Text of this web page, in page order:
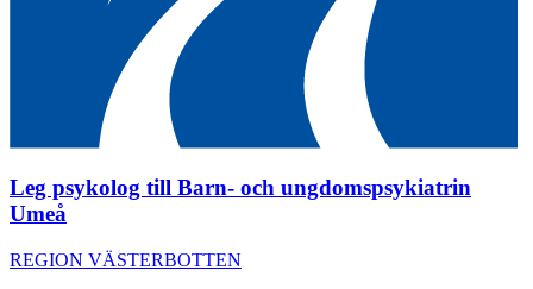
Leg psykolog till Barn- och ungdomspsykiatrin
Umeå
REGION VÄSTERBOTTEN